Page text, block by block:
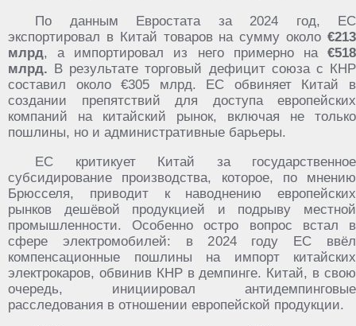
По данным Евростата за 2024 год, ЕС
экспортировал в Китай товаров на сумму около €213
млрд, а импортировал из него примерно на €518
млрд. В результате торговый дефицит союза с КНР
составил около €305 млрд. ЕС обвиняет Китай в
создании препятствий для доступа европейских
компаний на китайский рынок, включая не только
пошлины, но и административные барьеры.
ЕС критикует Китай за государственное
субсидирование производства, которое, по мнению
Брюсселя, приводит к наводнению европейских
рынков дешёвой продукцией и подрыву местной
промышленности. Особенно остро вопрос встал в
сфере электромобилей: в 2024 году ЕС ввёл
компенсационные пошлины на импорт китайских
электрокаров, обвинив КНР в демпинге. Китай, в свою
очередь, инициировал антидемпинговые
расследования в отношении европейской продукции.